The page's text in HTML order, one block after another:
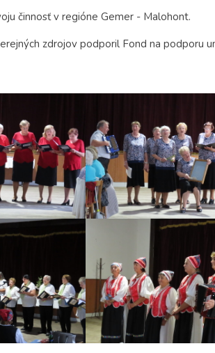
činnosť v regióne Gemer - Malohont.
zdrojov podporil Fond na podporu